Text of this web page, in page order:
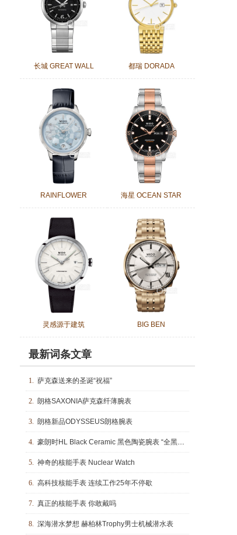
长城 GREAT WALL 都瑞 DORADA
RAINFLOWER 海星 OCEAN STAR
灵感源于建筑 BIG BEN
最新词条文章
1. 萨克森送来的圣诞“祝福”
2. 朗格SAXONIA萨克森纤薄腕表
3. 朗格新品ODYSSEUS朗格腕表
4. 豪朗时HL Black Ceramic 黑色陶瓷腕表 “全黑”色泽阐述时间结构
5. 神奇的核能手表 Nuclear Watch
6. 高科技核能手表 连续工作25年不停歇
7. 真正的核能手表 你敢戴吗
8. 深海潜水梦想 赫柏林Trophy男士机械潜水表